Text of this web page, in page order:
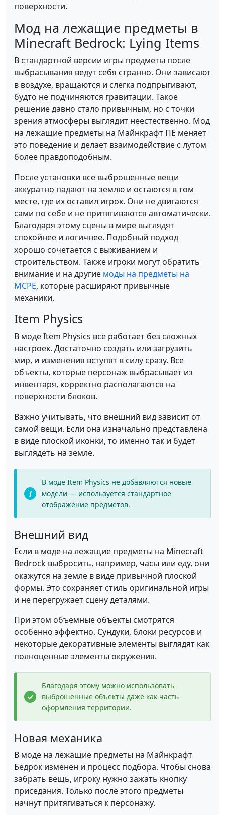
поверхности.
Мод на лежащие предметы в
Minecraft Bedrock: Lying Items
В стандартной версии игры предметы после
выбрасывания ведут себя странно. Они зависают
в воздухе, вращаются и слегка подпрыгивают,
будто не подчиняются гравитации. Такое
решение давно стало привычным, но с точки
зрения атмосферы выглядит неестественно. Мод
на лежащие предметы на Майнкрафт ПЕ меняет
это поведение и делает взаимодействие с лутом
более правдоподобным.
После установки все выброшенные вещи
аккуратно падают на землю и остаются в том
месте, где их оставил игрок. Они не двигаются
сами по себе и не притягиваются автоматически.
Благодаря этому сцены в мире выглядят
спокойнее и логичнее. Подобный подход
хорошо сочетается с выживанием и
строительством. Также игроки могут обратить
внимание и на другие моды на предметы на
MCPE, которые расширяют привычные
механики.
Item Physics
В моде Item Physics все работает без сложных
настроек. Достаточно создать или загрузить
мир, и изменения вступят в силу сразу. Все
объекты, которые персонаж выбрасывает из
инвентаря, корректно располагаются на
поверхности блоков.
Важно учитывать, что внешний вид зависит от
самой вещи. Если она изначально представлена
в виде плоской иконки, то именно так и будет
выглядеть на земле.
В моде Item Physics не добавляются новые
модели — используется стандартное
отображение предметов.
Внешний вид
Если в моде на лежащие предметы на Minecraft
Bedrock выбросить, например, часы или еду, они
окажутся на земле в виде привычной плоской
формы. Это сохраняет стиль оригинальной игры
и не перегружает сцену деталями.
При этом объемные объекты смотрятся
особенно эффектно. Сундуки, блоки ресурсов и
некоторые декоративные элементы выглядят как
полноценные элементы окружения.
Благодаря этому можно использовать
выброшенные объекты даже как часть
оформления территории.
Новая механика
В моде на лежащие предметы на Майнкрафт
Бедрок изменен и процесс подбора. Чтобы снова
забрать вещь, игроку нужно зажать кнопку
приседания. Только после этого предметы
начнут притягиваться к персонажу.